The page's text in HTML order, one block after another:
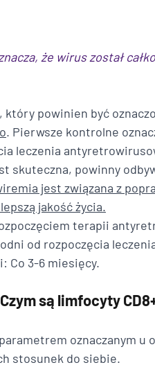
że wirus został
powinien być
. Pierwsze kontrolne
leczenia
skuteczna, powinny
jest związana z
jakość życia.
terapii
od rozpoczęcia
Co 3-6 miesięcy.
są limfocyty
oznaczanym u
stosunek do siebie.